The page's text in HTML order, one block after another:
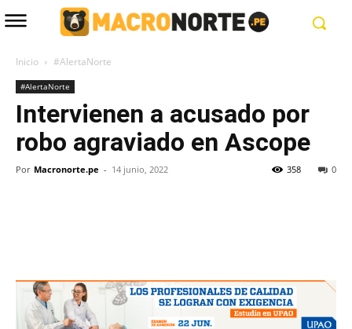
Inicio #AlertaNorte
#AlertaNorte
Intervienen a acusado por
robo agraviado en Ascope
Por Macronorte.pe - 14 junio, 2022 0
358